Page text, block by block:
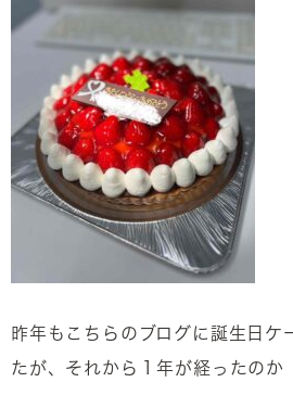
昨年もこちらのブログに誕生日ケ
たが、それから１年が経ったのか